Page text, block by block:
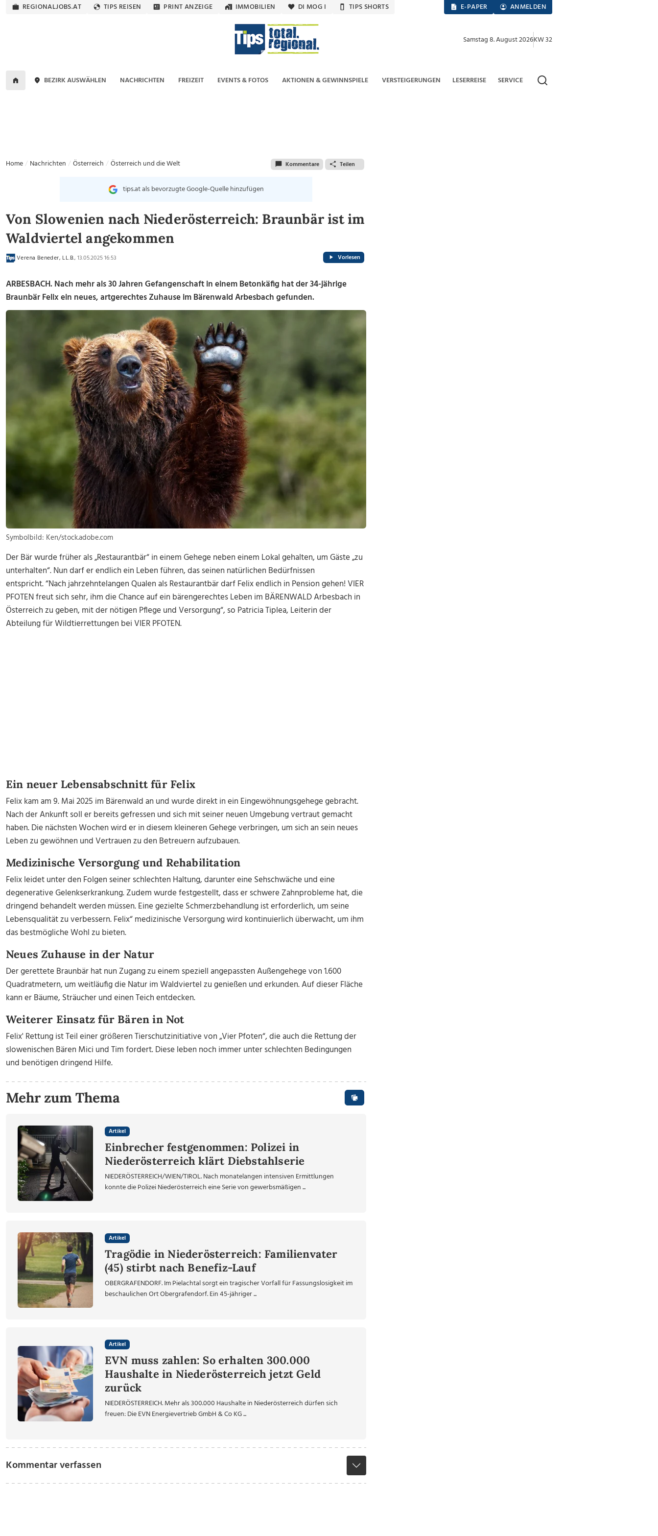
REGIONALJOBS.AT TIPS REISEN PRINT ANZEIGE IMMOBILIEN DI MOG I TIPS SHORTS E-PAPER ANMELDEN
Samstag 8. August 2026KW 32
BEZIRK AUSWÄHLEN NACHRICHTEN FREIZEIT EVENTS & FOTOS AKTIONEN & GEWINNSPIELE VERSTEIGERUNGEN LESERREISE SERVICE
Home Nachrichten Österreich Österreich und die Welt Kommentare Teilen
tips.at als bevorzugte Google-Quelle hinzufügen
Von Slowenien nach Niederösterreich: Braunbär ist im
Waldviertel angekommen
Verena Beneder, LL.B., 13.05.2025 16:53 Vorlesen
ARBESBACH. Nach mehr als 30 Jahren Gefangenschaft in einem Betonkäfig hat der 34-jährige
Braunbär Felix ein neues, artgerechtes Zuhause im Bärenwald Arbesbach gefunden.
Symbolbild: Ken/stock.adobe.com
Der Bär wurde früher als „Restaurantbär“ in einem Gehege neben einem Lokal gehalten, um Gäste „zu
unterhalten“. Nun darf er endlich ein Leben führen, das seinen natürlichen Bedürfnissen
entspricht. “Nach jahrzehntelangen Qualen als Restaurantbär darf Felix endlich in Pension gehen! VIER
PFOTEN freut sich sehr, ihm die Chance auf ein bärengerechtes Leben im BÄRENWALD Arbesbach in
Österreich zu geben, mit der nötigen Pflege und Versorgung“, so Patricia Tiplea, Leiterin der
Abteilung für Wildtierrettungen bei VIER PFOTEN.
Ein neuer Lebensabschnitt für Felix
Felix kam am 9. Mai 2025 im Bärenwald an und wurde direkt in ein Eingewöhnungsgehege gebracht.
Nach der Ankunft soll er bereits gefressen und sich mit seiner neuen Umgebung vertraut gemacht
haben. Die nächsten Wochen wird er in diesem kleineren Gehege verbringen, um sich an sein neues
Leben zu gewöhnen und Vertrauen zu den Betreuern aufzubauen.
Medizinische Versorgung und Rehabilitation
Felix leidet unter den Folgen seiner schlechten Haltung, darunter eine Sehschwäche und eine
degenerative Gelenkserkrankung. Zudem wurde festgestellt, dass er schwere Zahnprobleme hat, die
dringend behandelt werden müssen. Eine gezielte Schmerzbehandlung ist erforderlich, um seine
Lebensqualität zu verbessern. Felix“ medizinische Versorgung wird kontinuierlich überwacht, um ihm
das bestmögliche Wohl zu bieten.
Neues Zuhause in der Natur
Der gerettete Braunbär hat nun Zugang zu einem speziell angepassten Außengehege von 1.600
Quadratmetern, um weitläufig die Natur im Waldviertel zu genießen und erkunden. Auf dieser Fläche
kann er Bäume, Sträucher und einen Teich entdecken.
Weiterer Einsatz für Bären in Not
Felix' Rettung ist Teil einer größeren Tierschutzinitiative von „Vier Pfoten“, die auch die Rettung der
slowenischen Bären Mici und Tim fordert. Diese leben noch immer unter schlechten Bedingungen
und benötigen dringend Hilfe.
Mehr zum Thema
Artikel
Einbrecher festgenommen: Polizei in
Niederösterreich klärt Diebstahlserie
NIEDERÖSTERREICH/WIEN/TIROL. Nach monatelangen intensiven Ermittlungen
konnte die Polizei Niederösterreich eine Serie von gewerbsmäßigen ...
Artikel
Tragödie in Niederösterreich: Familienvater
(45) stirbt nach Benefiz-Lauf
OBERGRAFENDORF. Im Pielachtal sorgt ein tragischer Vorfall für Fassungslosigkeit im
beschaulichen Ort Obergrafendorf. Ein 45-jähriger ...
Artikel
EVN muss zahlen: So erhalten 300.000
Haushalte in Niederösterreich jetzt Geld
zurück
NIEDERÖSTERREICH. Mehr als 300.000 Haushalte in Niederösterreich dürfen sich
freuen: Die EVN Energievertrieb GmbH & Co KG ...
Kommentar verfassen